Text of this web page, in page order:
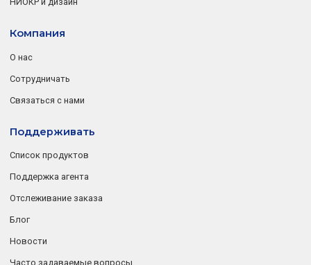
Компания
О нас
Сотрудничать
Связаться с нами
Поддерживать
Список продуктов
Поддержка агента
Отслеживание заказа
Блог
Новости
Часто задаваемые вопросы